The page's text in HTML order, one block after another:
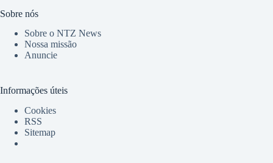
Sobre nós
Sobre o NTZ News
Nossa missão
Anuncie
Informações úteis
Cookies
RSS
Sitemap